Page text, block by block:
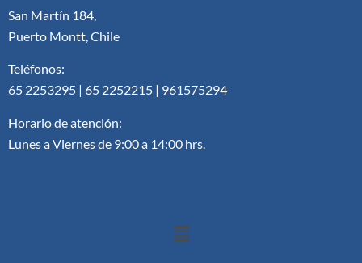
San Martín 184,
Puerto Montt, Chile
Teléfonos:
65 2253295 | 65 2252215 | 961575294
Horario de atención:
Lunes a Viernes de 9:00 a 14:00 hrs.